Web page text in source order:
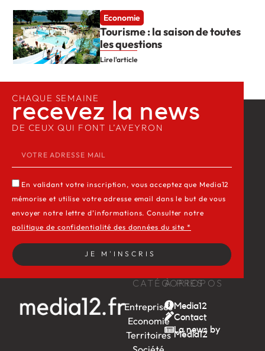
Economie
Tourisme : la saison de toutes
les questions
Lire l'article
CATÉGORIES
Entreprises
Economie
Territoires
À PROPOS
Media12
Contact
La news by
Média12
CHAQUE SEMAINE
recevez la news​
DE CEUX QUI FONT L’AVEYRON
En validant votre inscription, vous acceptez que Media12
mémorise et utilise votre adresse email dans le but de vous
envoyer notre lettre d’informations. Consulter notre
politique de confidentialité des données du site *
JE M'INSCRIS